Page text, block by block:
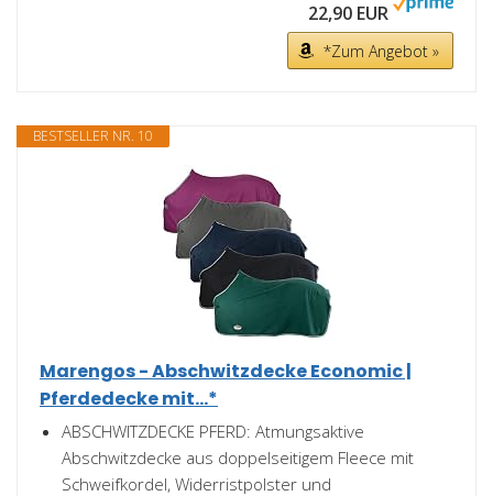
22,90 EUR
*Zum Angebot »
BESTSELLER NR. 10
Marengos - Abschwitzdecke Economic |
Pferdedecke mit...*
ABSCHWITZDECKE PFERD: Atmungsaktive
Abschwitzdecke aus doppelseitigem Fleece mit
Schweifkordel, Widerristpolster und